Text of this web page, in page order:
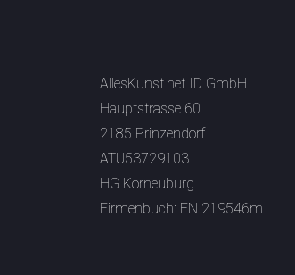
AllesKunst.net ID GmbH
Hauptstrasse 60
2185 Prinzendorf
ATU53729103
HG Korneuburg
Firmenbuch: FN 219546m